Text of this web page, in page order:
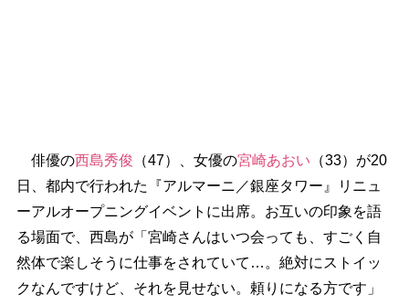
俳優の西島秀俊 （47）、女優の宮崎あおい （33）が20
日、都内で行われた『アルマーニ／銀座タワー』リニュ
ーアルオープニングイベントに出席。お互いの印象を語
る場面で、西島が「宮崎さんはいつ会っても、すごく自
然体で楽しそうに仕事をされていて…。絶対にストイッ
クなんですけど、それを見せない。頼りになる方です」